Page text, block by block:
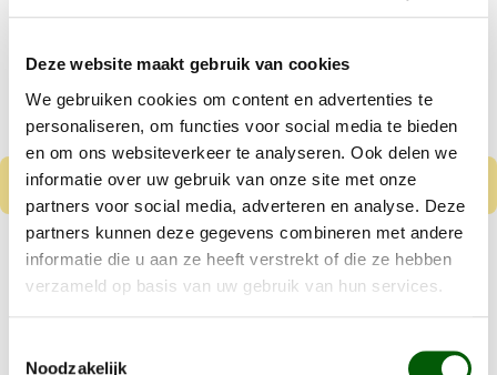
Deze website maakt gebruik van cookies
We gebruiken cookies om content en advertenties te
personaliseren, om functies voor social media te bieden
en om ons websiteverkeer te analyseren. Ook delen we
informatie over uw gebruik van onze site met onze
partners voor social media, adverteren en analyse. Deze
partners kunnen deze gegevens combineren met andere
informatie die u aan ze heeft verstrekt of die ze hebben
verzameld op basis van uw gebruik van hun services.
Noodzakelijk
Nero Gold Puppy
Kip & Rijst